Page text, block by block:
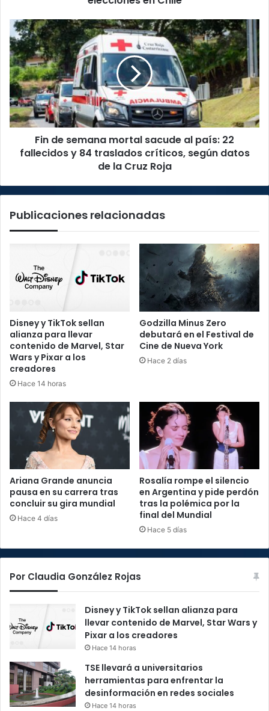
Fin
de
semana
mortal
sacude
al
país:
22
fallecidos
según
de
Fin de semana mortal sacude al país: 22
fallecidos y 84 traslados críticos, según datos
de la Cruz Roja
Publicaciones relacionadas
Disney y TikTok sellan
alianza para llevar
contenido de Marvel, Star
Wars y Pixar a los
creadores
Hace 14 horas
Godzilla Minus Zero
debutará en el Festival de
Cine de Nueva York
Hace 2 días
Ariana Grande anuncia
pausa en su carrera tras
concluir su gira mundial
Hace 4 días
Rosalía rompe el silencio
en Argentina y pide perdón
tras la polémica por la
final del Mundial
Hace 5 días
Por Claudia González Rojas
Disney y TikTok sellan alianza para
llevar contenido de Marvel, Star Wars y
Pixar a los creadores
Hace 14 horas
TSE llevará a universitarios
herramientas para enfrentar la
desinformación en redes sociales
Hace 14 horas